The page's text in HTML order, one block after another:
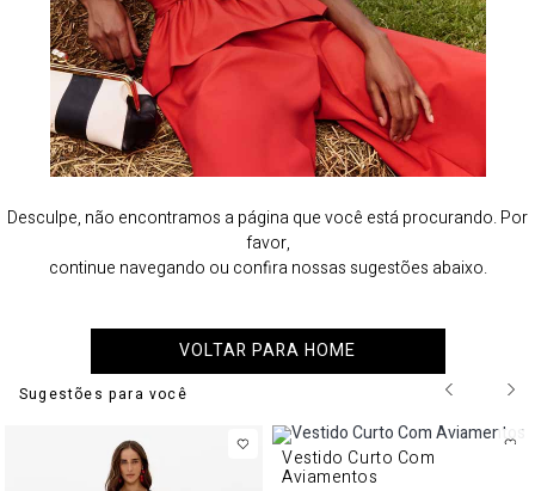
Desculpe, não encontramos a página que você está procurando. Por
favor,
continue navegando ou confira nossas sugestões abaixo.
VOLTAR PARA HOME
Sugestões para você
Vestido Curto Com
Aviamentos